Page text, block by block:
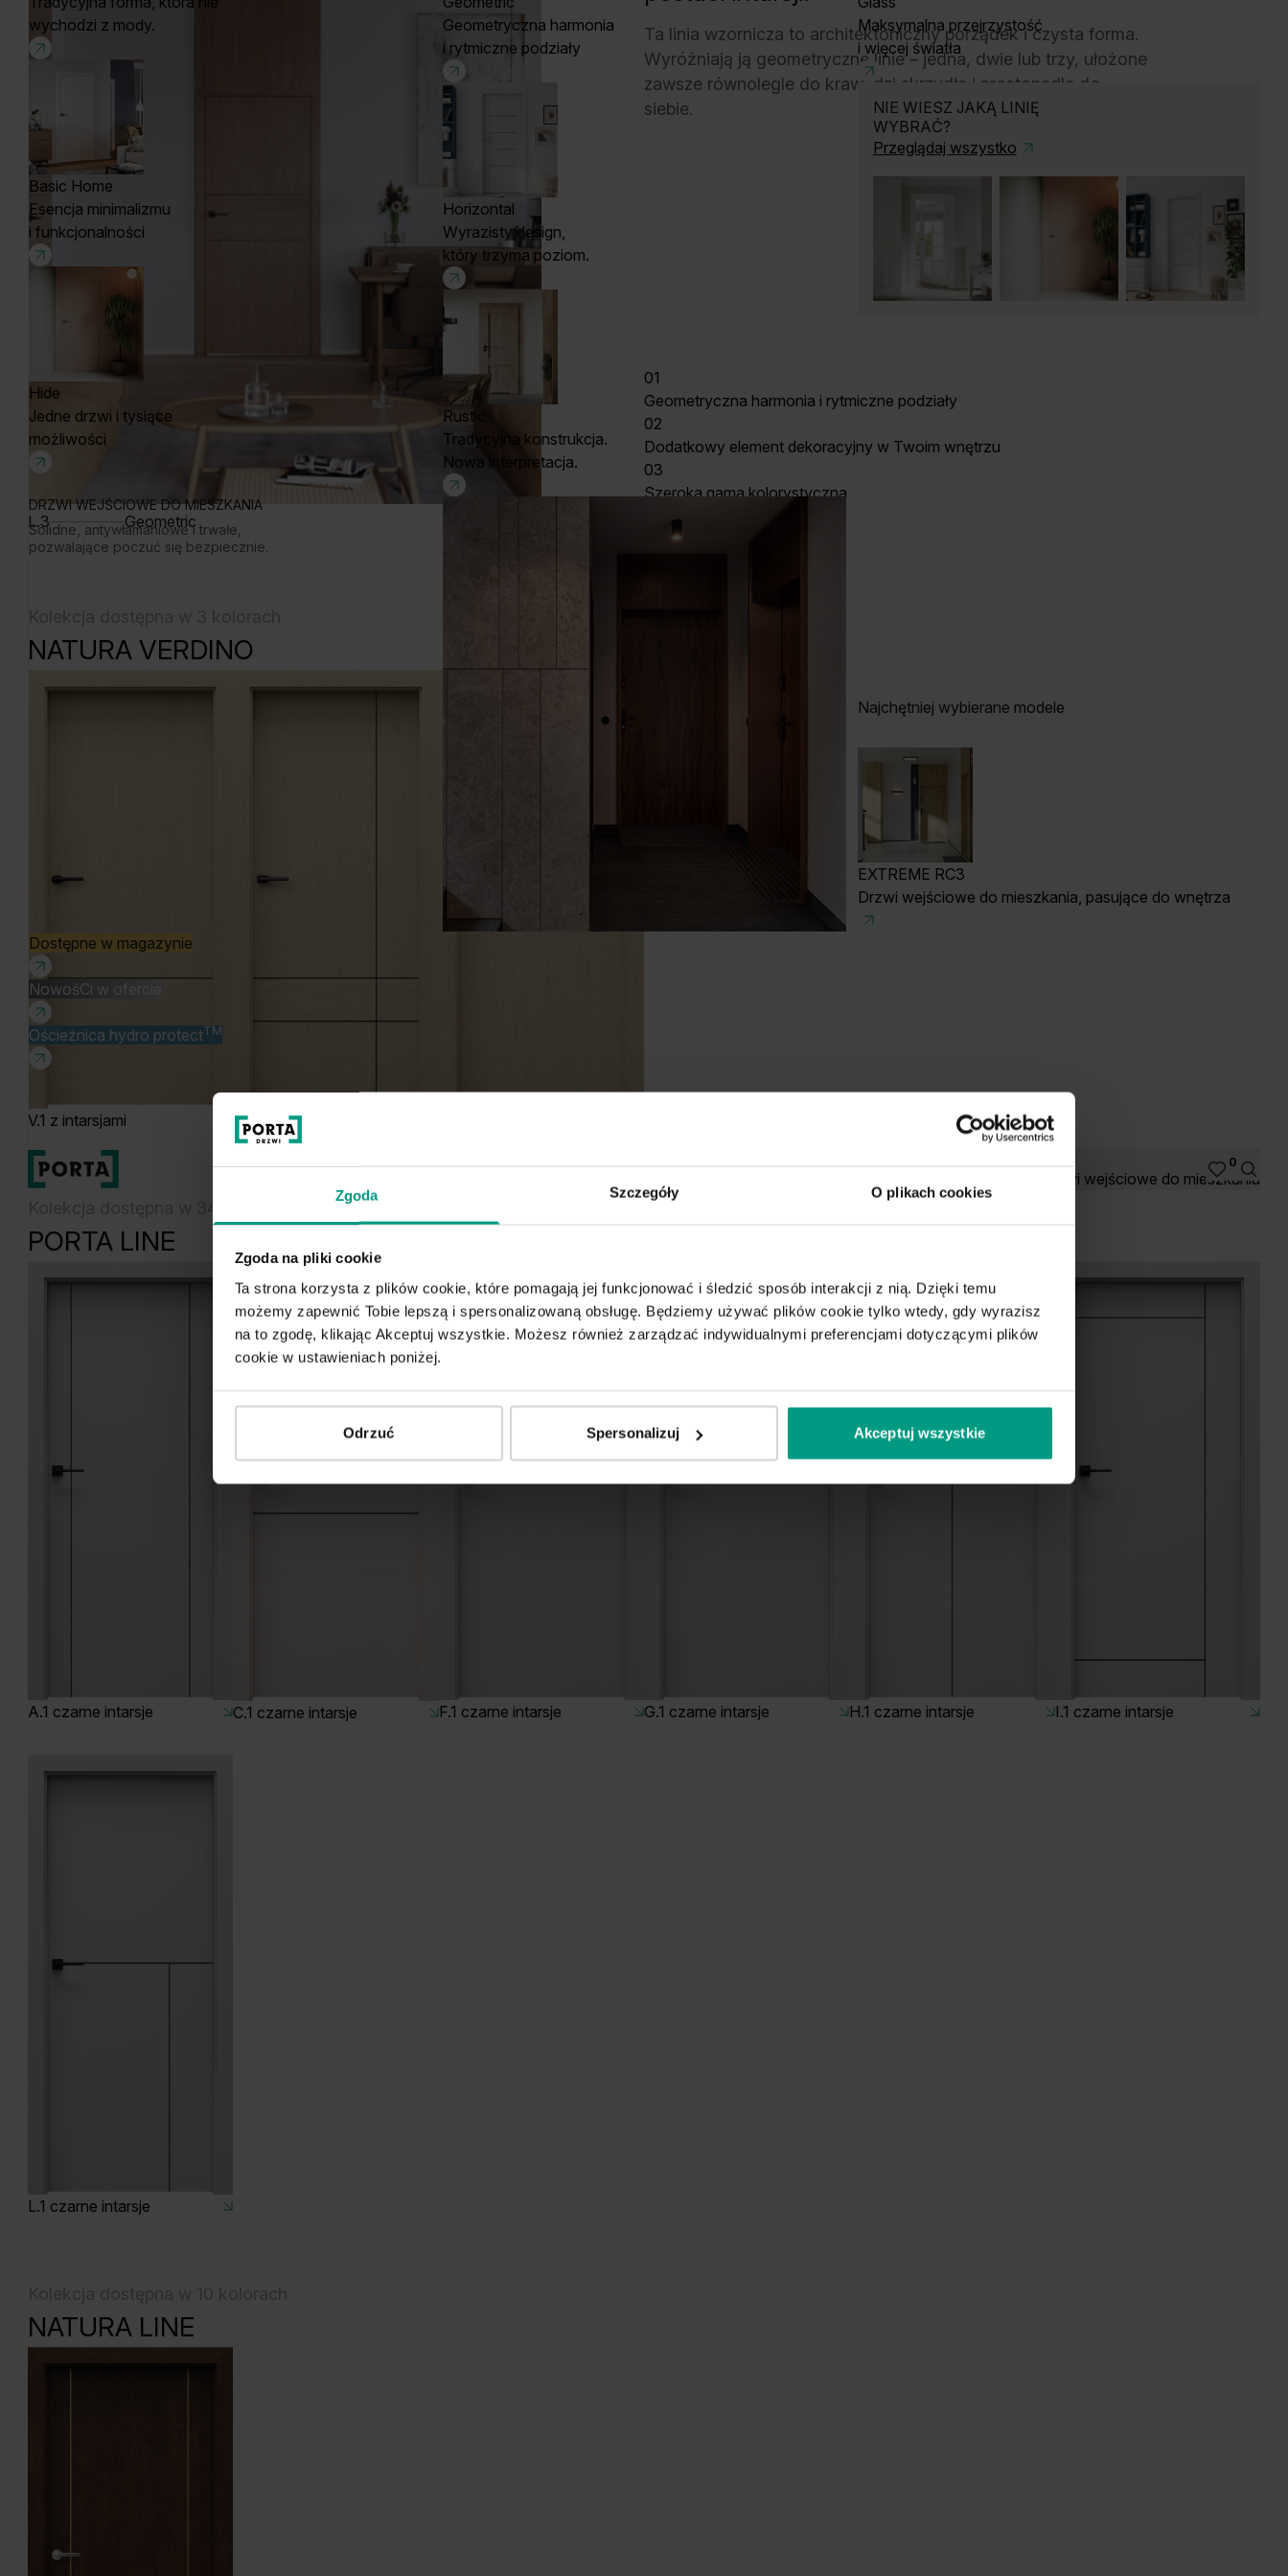
Zgoda Szczegóły O plikach cookies
Zgoda na pliki cookie
Ta strona korzysta z plików cookie, które pomagają jej funkcjonować i śledzić sposób interakcji z nią. Dzięki temu
możemy zapewnić Tobie lepszą i spersonalizowaną obsługę. Będziemy używać plików cookie tylko wtedy, gdy wyrazisz
na to zgodę, klikając Akceptuj wszystkie. Możesz również zarządzać indywidualnymi preferencjami dotyczącymi plików
cookie w ustawieniach poniżej.
Odrzuć Spersonalizuj Akceptuj wszystkie
wychodzi z mody.
Basic Home
Esencja minimalizmu
i funkcjonalności
Hide
Jedne drzwi i tysiące
możliwości
Geometryczna harmonia
i rytmiczne podziały
Horizontal
Wyrazisty design,
który trzyma poziom.
Rustic
Tradycyjna konstrukcja.
Nowa interpretacja.
Maksymalna przejrzystość
i więcej światła
NIE WIESZ JAKĄ LINIĘ
WYBRAĆ?
Przeglądaj wszystko
DRZWI WEJŚCIOWE DO MIESZKANIA
Solidne, antywłamaniowe i trwałe,
pozwalające poczuć się bezpiecznie.
Najchętniej wybierane modele
EXTREME RC3
Drzwi wejściowe do mieszkania, pasujące do wnętrza
Dostępne w magazynie
NowośCi w ofercie
Ościeżnica hydro protectTM
Drzwi wejściowe do mieszkania
0
L.3 Geometric
Ta linia wzornicza to architektoniczny porządek i czysta forma.
Wyróżniają ją geometryczne linie – jedna, dwie lub trzy, ułożone
zawsze równolegle do krawędzi skrzydła i prostopadle do
siebie.
01
Geometryczna harmonia i rytmiczne podziały
02
Dodatkowy element dekoracyjny w Twoim wnętrzu
03
Szeroka gama kolorystyczna
NATURA VERDINO
V.1 z intarsjami V.2 z intarsjami
PORTA LINE
A.1 czarne intarsje C.1 czarne intarsje F.1 czarne intarsje G.1 czarne intarsje H.1 czarne intarsje I.1 czarne intarsje
L.1 czarne intarsje
NATURA LINE